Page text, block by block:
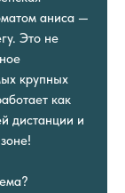
аниса —
Это не
крупных
как
дистанции и